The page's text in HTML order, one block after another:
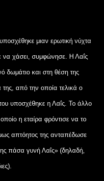
μιαν ερωτική νύχτα
να χάσει, συμφώνησε. Η Λαΐς
δωμάτιο και στη θέση της
από την οποία τελικά ο
υποσχέθηκε η Λαΐς. Το άλλο
η εταίρα φρόντισε να το
απτόητος της ανταπέδωσε
πάσα γυνή Λαΐς» (δηλαδή,